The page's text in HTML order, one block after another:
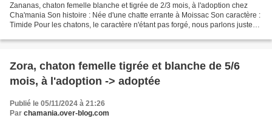
Zananas, chaton femelle blanche et tigrée de 2/3 mois, à l'adoption chez
Cha'mania Son histoire : Née d'une chatte errante à Moissac Son caractère :
Timide Pour les chatons, le caractère n'étant pas forgé, nous parlons juste
Zora, chaton femelle tigrée et blanche de 5/6
mois, à l'adoption -> adoptée
Publié le 05/11/2024 à 21:26
Par chamania.over-blog.com